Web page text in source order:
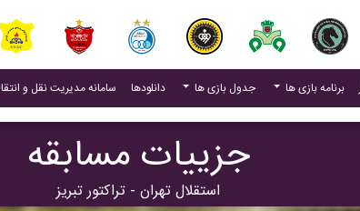
(current) برنامه بازی ها جدول بازی ها دانلودها سامانه مدیریت نقل و
جزییات مسابقه
استقلال تهران - تراکتور تبریز